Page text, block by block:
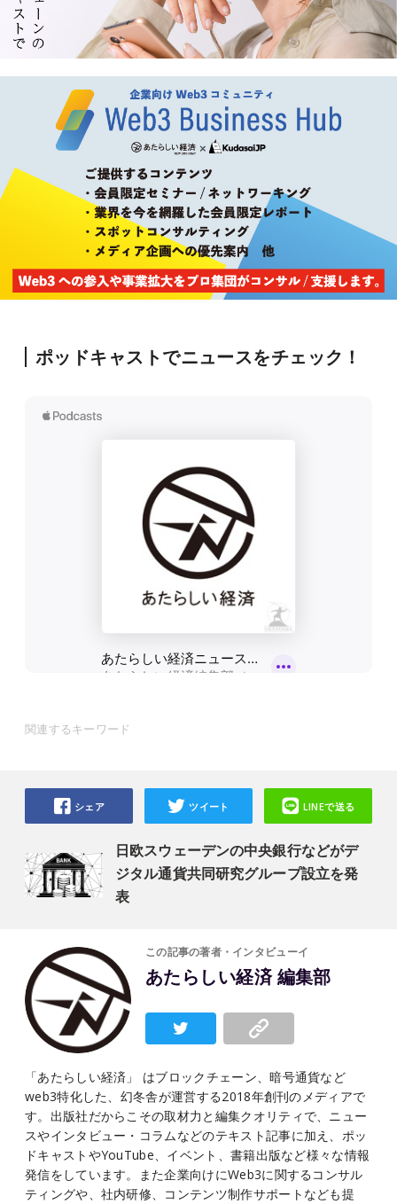
ポッドキャストでニュースをチェック！
関連するキーワード
日欧スウェーデンの中央銀行などがデ
ジタル通貨共同研究グループ設立を発
表
シェア ツイート LINEで送る
この記事の著者・インタビューイ
あたらしい経済 編集部
「あたらしい経済」 はブロックチェーン、暗号通貨など
web3特化した、幻冬舎が運営する2018年創刊のメディアで
す。出版社だからこその取材力と編集クオリティで、ニュー
スやインタビュー・コラムなどのテキスト記事に加え、ポッ
ドキャストやYouTube、イベント、書籍出版など様々な情報
発信をしています。また企業向けにWeb3に関するコンサル
ティングや、社内研修、コンテンツ制作サポートなども提